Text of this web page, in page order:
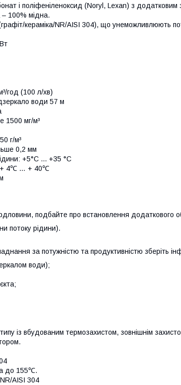
і поліфеніленоксид (Noryl, Lexan) з додатковим
– 100% мідна.
кераміка/NR/AISI 304), що унеможливлюють
год (100 л/хв)
води 57 м
1500 мг/м³
г/м³
0,2 мм
+5°С ... +35 °С
+ 4℃ … + 40℃
подбайте про встановлення додаткового
потоку рідини).
за потужністю та продуктивністю зберіть
води);
із вбудованим термозахистом, зовнішнім
до 155℃.
AISI 304